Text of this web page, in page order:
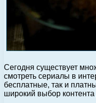
Сегодня существует
смотреть сериалы в
бесплатные, так и
широкий выбор контента